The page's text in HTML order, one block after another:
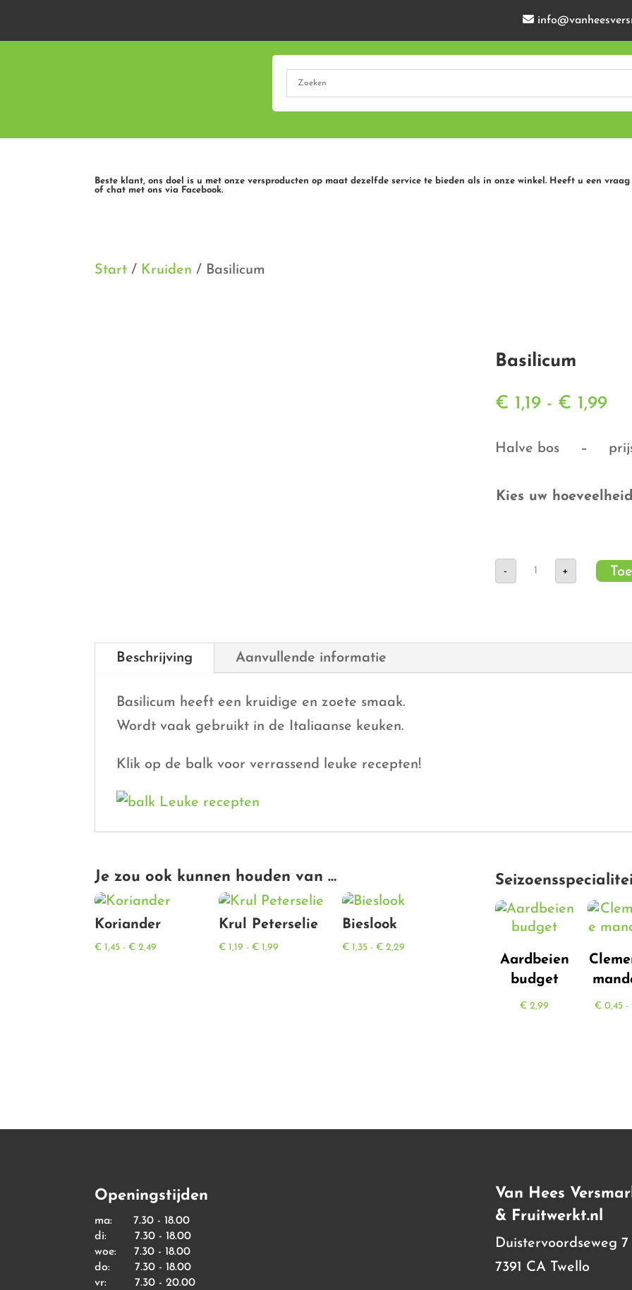
Beste klant, ons doel is u met onze versproducten op maat dezelfde service te bieden als in onze winkel. Heeft u een vraag
of chat met ons via Facebook.
Start / Kruiden / Basilicum
Basilicum
€ 1,19 - € 1,99
tot
Halve bos – prijs
Kies uw hoeveelheid
-
Basilicum
aantal
+
Beschrijving Aanvullende informatie
Basilicum heeft een kruidige en zoete smaak.
Wordt vaak gebruikt in de Italiaanse keuken.
Klik op de balk voor verrassend leuke recepten!
Je zou ook kunnen houden van …
Koriander
€ 1,45 - € 2,49
Krul Peterselie
€1,19 - €1,99Prijsklasse:
Bieslook
€ 1,35 - € 2,29
Aardbeien
budget
€ 2,99 €0,45 -
Openingstijden
ma: 7.30 - 18.00
di: 7.30 - 18.00
woe: 7.30 - 18.00
do: 7.30 - 18.00
vr: 7.30 - 20.00
Van Hees
& Fruitwerkt.nl
Duistervoordseweg 7
7391 CA Twello